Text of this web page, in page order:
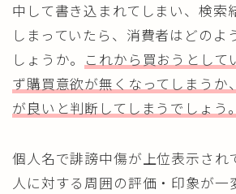
中して書き込まれてしまい、検索
しまっていたら、消費者はどのよ
しょうか。
これから買おうとして
ず購買意欲が無くなってしまうか
が良いと判断してしまうでしょう。
個人名で誹謗中傷が上位表示され
人に対する周囲の評価・印象が一